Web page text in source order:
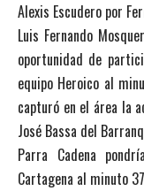
Alexis Escudero por
Luis Fernando
oportunidad de
equipo Heroico al
capturó en el área la
José Bassa del
Parra Cadena
Cartagena al minuto